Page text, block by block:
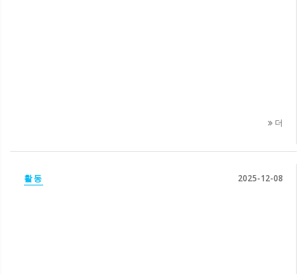
더
활동 2025-12-08